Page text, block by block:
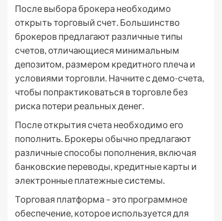
После выбора брокера необходимо
открыть торговый счет. Большинство
брокеров предлагают различные типы
счетов, отличающиеся минимальным
депозитом, размером кредитного плеча и
условиями торговли. Начните с демо-счета,
чтобы попрактиковаться в торговле без
риска потери реальных денег.
После открытия счета необходимо его
пополнить. Брокеры обычно предлагают
различные способы пополнения, включая
банковские переводы, кредитные карты и
электронные платежные системы.
Торговая платформа – это программное
обеспечение, которое используется для